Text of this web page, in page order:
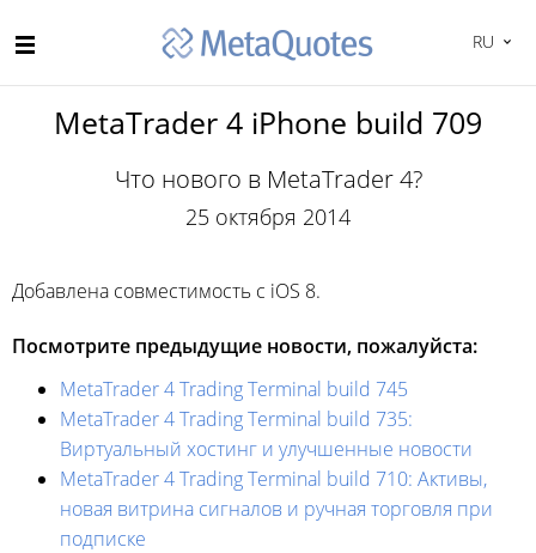
RU
MetaTrader 4 iPhone build 709
Что нового в MetaTrader 4?
25 октября 2014
Добавлена совместимость с iOS 8.
Посмотрите предыдущие новости, пожалуйста:
MetaTrader 4 Trading Terminal build 745
MetaTrader 4 Trading Terminal build 735:
Виртуальный хостинг и улучшенные новости
MetaTrader 4 Trading Terminal build 710: Активы,
новая витрина сигналов и ручная торговля при
подписке